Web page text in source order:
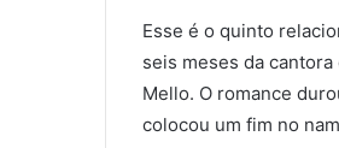
Esse é o quinto
seis meses da
Mello. O romance
colocou um fim no